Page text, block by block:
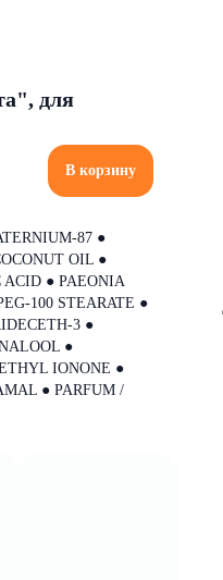
для
В корзину
87 ●
OIL ●
● PAEONIA
100 STEARATE ●
3 ●
●
IONONE ●
● PARFUM /